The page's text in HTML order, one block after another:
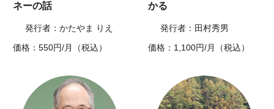
ネーの話
発行者：かたやま りえ
価格：550円/月（税込）
かる
発行者：田村秀男
価格：1,100円/月（税込）